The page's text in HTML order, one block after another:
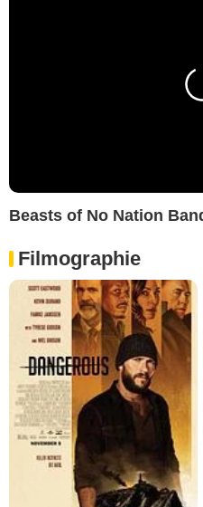
Beasts of No Nation
Filmographie